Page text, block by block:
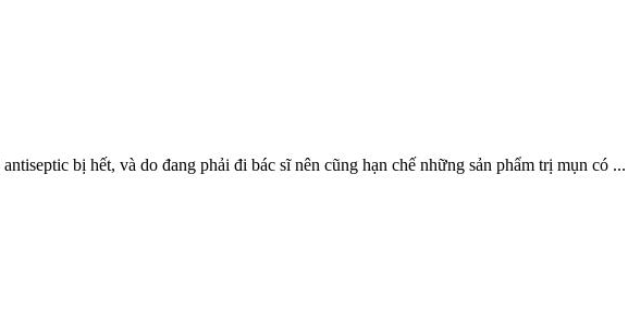
bị hết, và do đang phải đi bác sĩ nên cũng hạn chế những sản phẩm trị mụn có ...